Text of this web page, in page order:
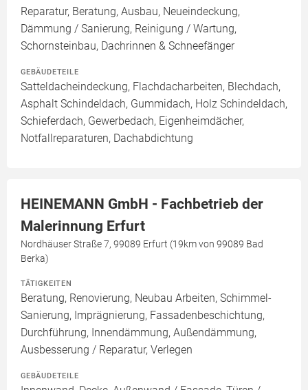
Reparatur, Beratung, Ausbau, Neueindeckung,
Dämmung / Sanierung, Reinigung / Wartung,
Schornsteinbau, Dachrinnen & Schneefänger
GEBÄUDETEILE
Satteldacheindeckung, Flachdacharbeiten, Blechdach,
Asphalt Schindeldach, Gummidach, Holz Schindeldach,
Schieferdach, Gewerbedach, Eigenheimdächer,
Notfallreparaturen, Dachabdichtung
HEINEMANN GmbH - Fachbetrieb der
Malerinnung Erfurt
Nordhäuser Straße 7, 99089 Erfurt (19km von 99089 Bad
Berka)
TÄTIGKEITEN
Beratung, Renovierung, Neubau Arbeiten, Schimmel-
Sanierung, Imprägnierung, Fassadenbeschichtung,
Durchführung, Innendämmung, Außendämmung,
Ausbesserung / Reparatur, Verlegen
GEBÄUDETEILE